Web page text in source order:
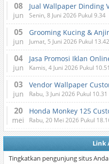
08
jun
Jual Wallpaper Dinding
Senin, 8 Juni 2026 Pukul 9.34
05
jun Jumat, 5 Juni 2026 Pukul 13.42
04
jun
Jasa Promosi Iklan
Kamis, 4 Juni 2026 Pukul 10.51
03
jun
Vendor Wallpaper
Rabu, 3 Juni 2026 Pukul 10.31
20
mei
Honda Monkey 125
Rabu, 20 Mei 2026 Pukul
Link
Tingkatkan pengunjung situs